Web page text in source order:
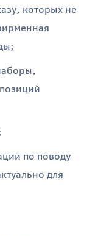
которых не
по поводу
для